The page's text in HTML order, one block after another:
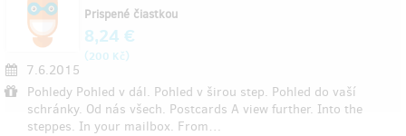
7.6.2015
Pohledy Pohled v dál. Pohled v širou step. Pohled do vaší
schránky. Od nás všech. Postcards A view further. Into the
steppes. In your mailbox. From…
Prispené čiastkou
8,24 €
(200 Kč)